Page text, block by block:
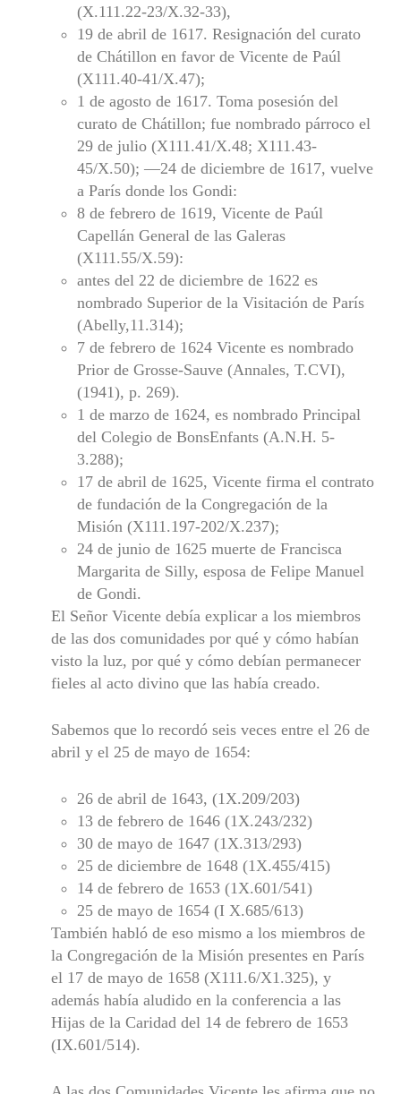
(X.111.22-23/X.32-33),
19 de abril de 1617. Resignación del curato
de Chátillon en favor de Vicente de Paúl
(X111.40-41/X.47);
1 de agosto de 1617. Toma posesión del
curato de Chátillon; fue nombrado párroco el
29 de julio (X111.41/X.48; X111.43-
45/X.50); —24 de diciembre de 1617, vuelve
a París donde los Gondi:
8 de febrero de 1619, Vicente de Paúl
Capellán General de las Galeras
(X111.55/X.59):
antes del 22 de diciembre de 1622 es
nombrado Superior de la Visitación de París
(Abelly,11.314);
7 de febrero de 1624 Vicente es nombrado
Prior de Grosse-Sauve (Annales, T.CVI),
(1941), p. 269).
1 de marzo de 1624, es nombrado Principal
del Colegio de Bons­Enfants (A.N.H. 5-
3.288);
17 de abril de 1625, Vicente firma el contrato
de fundación de la Congregación de la
Misión (X111.197-202/X.237);
24 de junio de 1625 muerte de Francisca
Margarita de Silly, espo­sa de Felipe Manuel
de Gondi.
El Señor Vicente debía explicar a los miembros
de las dos comuni­dades por qué y cómo habían
visto la luz, por qué y cómo debían permanecer
fieles al acto divino que las había creado.
Sabemos que lo recordó seis veces entre el 26 de
abril y el 25 de mayo de 1654:
26 de abril de 1643, (1X.209/203)
13 de febrero de 1646 (1X.243/232)
30 de mayo de 1647 (1X.313/293)
25 de diciembre de 1648 (1X.455/415)
14 de febrero de 1653 (1X.601/541)
25 de mayo de 1654 (I X.685/613)
También habló de eso mismo a los miembros de
la Congregación de la Misión presentes en París
el 17 de mayo de 1658 (X111.6/X1.325), y
además había aludido en la conferencia a las
Hijas de la Caridad del 14 de febrero de 1653
(IX.601/514).